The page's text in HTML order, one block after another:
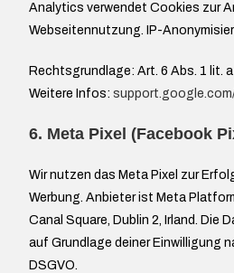
Analytics verwendet Cookies zur
Webseitennutzung. IP-
Rechtsgrundlage: Art. 6 Abs. 1 lit.
Weitere Infos:
6. Meta Pixel (Facebook
Wir nutzen das Meta Pixel zur
Werbung. Anbieter ist Meta
Canal Square, Dublin 2, Irland. Die
auf Grundlage deiner Einwilligung
DSGVO.